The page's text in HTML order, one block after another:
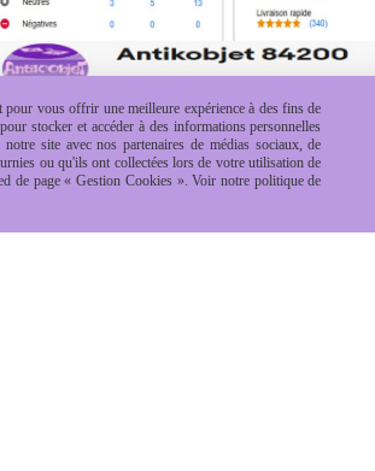
vous offrir une meilleure expérience à des fins de
stocker et accéder à des informations personnelles
site avec nos partenaires de médias sociaux, de
ou qu'ils ont collectées lors de votre utilisation de
de page « Gestion Cookies ». Voir notre politique de